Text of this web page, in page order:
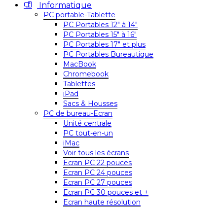
Informatique
PC portable-Tablette
PC Portables 12″ à 14″
PC Portables 15″ à 16″
PC Portables 17″ et plus
PC Portables Bureautique
MacBook
Chromebook
Tablettes
iPad
Sacs & Housses
PC de bureau-Ecran
Unité centrale
PC tout-en-un
iMac
Voir tous les écrans
Ecran PC 22 pouces
Ecran PC 24 pouces
Ecran PC 27 pouces
Ecran PC 30 pouces et +
Ecran haute résolution